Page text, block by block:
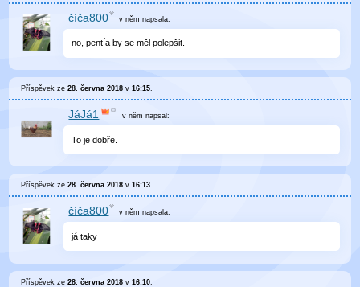
číča800 v něm napsala:
no, pent ́a by se měl polepšit.
Příspěvek ze28. června 2018 v16:15.
JáJá1 v něm napsal:
To je dobře.
Příspěvek ze28. června 2018 v16:13.
číča800 v něm napsala:
já taky
Příspěvek ze28. června 2018 v16:10